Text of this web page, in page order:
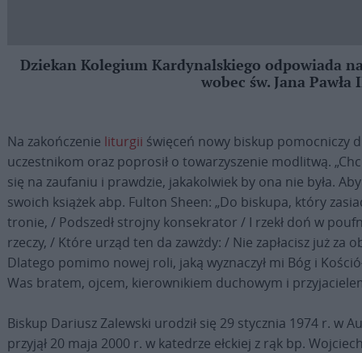
Dziekan Kolegium Kardynalskiego odpowiada
wobec św. Jana Pawła
Na zakończenie liturgii święceń nowy biskup pomocniczy
uczestnikom oraz poprosił o towarzyszenie modlitwą.
się na zaufaniu i prawdzie, jakakolwiek by ona nie była.
swoich książek abp. Fulton Sheen: „Do biskupa, który
tronie, / Podszedł strojny konsekrator / I rzekł doń w
rzeczy, / Które urząd ten da zawżdy: / Nie zapłacisz już za
Dlatego pomimo nowej roli, jaką wyznaczył mi Bóg i
Was bratem, ojcem, kierownikiem duchowym i
Biskup Dariusz Zalewski urodził się 29 stycznia 1974 r. w
przyjął 20 maja 2000 r. w katedrze ełckiej z rąk bp.